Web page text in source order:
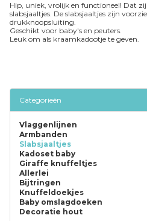
Hip, uniek, vrolijk en functioneel! Dat
slabsjaaltjes. De slabsjaaltjes zijn
drukknoopsluiting.
Geschikt voor baby's en peuters.
Leuk om als kraamkadootje te geven.
Categorieën
Vlaggenlijnen
Armbanden
Slabsjaaltjes
Kadoset baby
Giraffe knuffeltjes
Allerlei
Bijtringen
Knuffeldoekjes
Baby omslagdoeken
Decoratie hout